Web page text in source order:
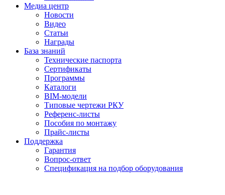
Медиа центр
Новости
Видео
Статьи
Награды
База знаний
Технические паспорта
Сертификаты
Программы
Каталоги
BIM-модели
Типовые чертежи РКУ
Референс-листы
Пособия по монтажу
Прайс-листы
Поддержка
Гарантия
Вопрос-ответ
Спецификация на подбор оборудования